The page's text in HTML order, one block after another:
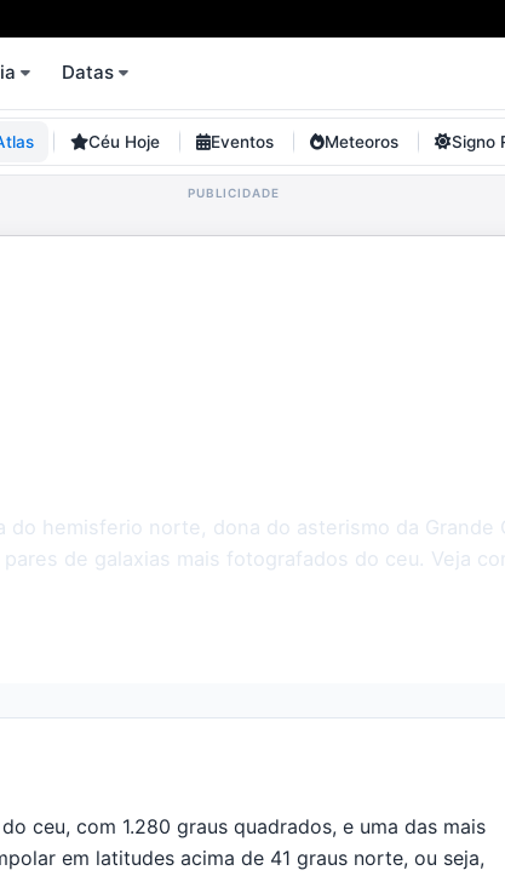
Datas
Céu Hoje Eventos Meteoros Signo
do hemisferio norte, dona do asterismo da Grande
de galaxias mais fotografados do ceu. Veja
ceu, com 1.280 graus quadrados, e uma das mais
em latitudes acima de 41 graus norte, ou seja,